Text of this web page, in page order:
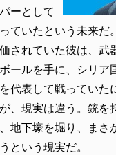
ーとして
ていたという未来だ
されていた彼は、武
ールを手に、シリア
代表して戦っていた
、現実は違う。銃を
地下壕を堀り、まさ
という現実だ。